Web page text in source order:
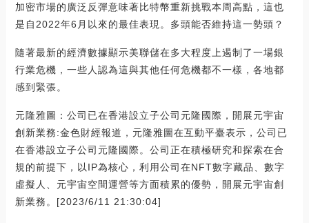
加密市場的廣泛反彈意味著比特幣重新挑戰本周高點，這也
是自2022年6月以來的最佳表現。多頭能否維持這一勢頭？
隨著最新的經濟數據顯示美聯儲在多大程度上遏制了一場銀
行業危機，一些人認為這與其他任何危機都不一樣，各地都
感到緊張。
元隆雅圖：公司已在香港設立子公司元隆國際，開展元宇宙
創新業務:金色財經報道，元隆雅圖在互動平臺表示，公司已
在香港設立子公司元隆國際。公司正在積極研究和探索在合
規的前提下，以IP為核心，利用公司在NFT數字藏品、數字
虛擬人、元宇宙空間運營等方面積累的優勢，開展元宇宙創
新業務。[2023/6/11 21:30:04]